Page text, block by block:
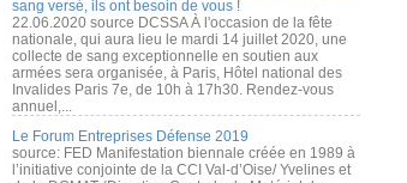
sang versé, ils ont besoin de vous !
22.06.2020 source DCSSA À l'occasion de la fête
nationale, qui aura lieu le mardi 14 juillet 2020, une
collecte de sang exceptionnelle en soutien aux
armées sera organisée, à Paris, Hôtel national des
Invalides Paris 7e, de 10h à 17h30. Rendez-vous
annuel,...
Le Forum Entreprises Défense 2019
source: FED Manifestation biennale créée en 1989 à
l’initiative conjointe de la CCI Val-d’Oise/ Yvelines et